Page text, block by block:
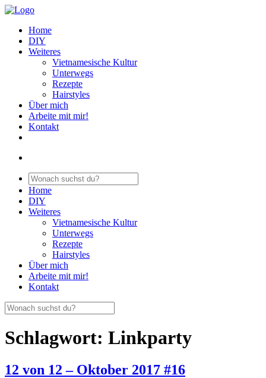
Home
DIY
Weiteres
Vietnamesische Kultur
Unterwegs
Rezepte
Hairstyles
Über mich
Arbeite mit mir!
Kontakt
Home
DIY
Weiteres
Vietnamesische Kultur
Unterwegs
Rezepte
Hairstyles
Über mich
Arbeite mit mir!
Kontakt
Schlagwort: Linkparty
12 von 12 – Oktober 2017 #16